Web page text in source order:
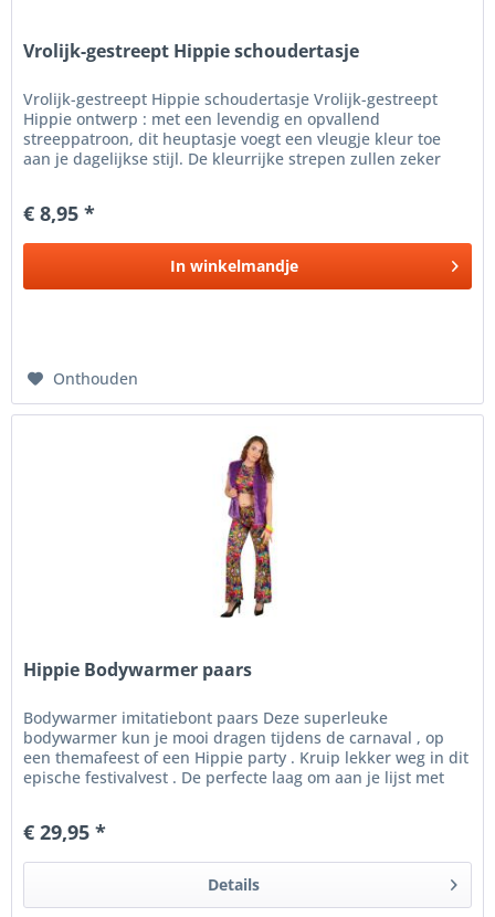
Vrolijk-gestreept Hippie schoudertasje
Vrolijk-gestreept Hippie schoudertasje Vrolijk-gestreept
Hippie ontwerp : met een levendig en opvallend
streeppatroon, dit heuptasje voegt een vleugje kleur toe
aan je dagelijkse stijl. De kleurrijke strepen zullen zeker
€ 8,95 *
In winkelmandje
Onthouden
Hippie Bodywarmer paars
Bodywarmer imitatiebont paars Deze superleuke
bodywarmer kun je mooi dragen tijdens de carnaval , op
een themafeest of een Hippie party . Kruip lekker weg in dit
epische festivalvest . De perfecte laag om aan je lijst met
€ 29,95 *
Details